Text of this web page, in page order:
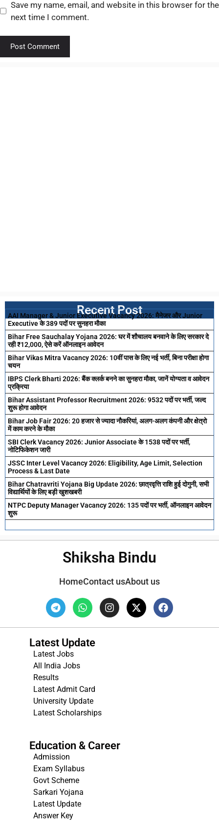
Save my name, email, and website in this browser for the
next time I comment.
Recent Post
AAI Manager & Junior Executive Vacancy 2026: मैनेजर और Junior
Executive के 389 पदों पर सुनहरा मौका
Bihar Free Sauchalay Yojana 2026: घर में शौचालय बनवाने के लिए सरकार दे
रही ₹12,000, ऐसे करें ऑनलाइन आवेदन
Bihar Vikas Mitra Vacancy 2026: 10वीं पास के लिए नई भर्ती, बिना परीक्षा होगा
चयन
IBPS Clerk Bharti 2026: बैंक क्लर्क बनने का सुनहरा मौका, जानें योग्यता व आवेदन
प्रक्रिया
Bihar Assistant Professor Recruitment 2026: 9532 पदों पर भर्ती, जल्द
शुरू होगा आवेदन
Bihar Job Fair 2026: 20 हजार से ज्यादा नौकरियां, अलग-अलग कंपनी और क्षेत्रो
में काम करने के मौका
SBI Clerk Vacancy 2026: Junior Associate के 1538 पदों पर भर्ती,
नोटिफिकेशन जारी
JSSC Inter Level Vacancy 2026: Eligibility, Age Limit, Selection
Process & Last Date
Bihar Chatravriti Yojana Big Update 2026: छात्रवृत्ति राशि हुई दोगुनी, सभी
विद्यार्थियों के लिए बड़ी खुशखबरी
NTPC Deputy Manager Vacancy 2026: 135 पदों पर भर्ती, ऑनलाइन आवेदन
शुरू
Shiksha Bindu
HomeContact usAbout us
Latest Update
Latest Jobs
All India Jobs
Results
Latest Admit Card
University Update
Latest Scholarships
Education & Career
Admission
Exam Syllabus
Govt Scheme
Sarkari Yojana
Latest Update
Answer Key